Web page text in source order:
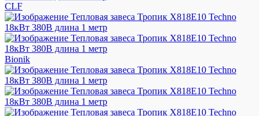
CLF
Bionik